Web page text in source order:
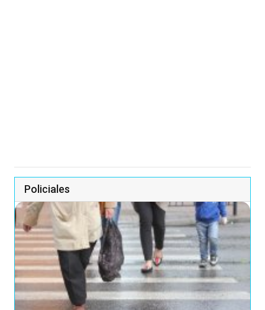
Policiales